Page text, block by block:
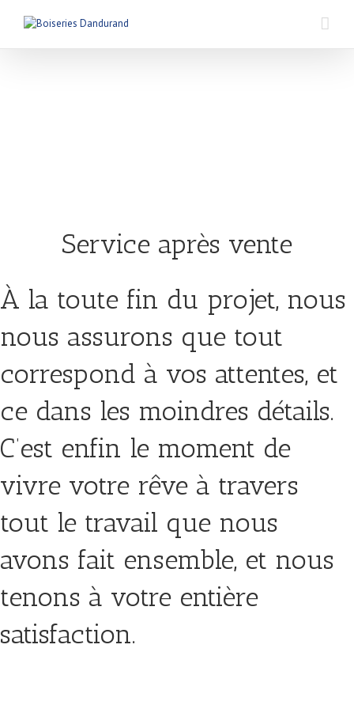
Service après vente
À la toute fin du projet, nous
nous assurons que tout
correspond à vos attentes, et
ce dans les moindres détails.
C’est enfin le moment de
vivre votre rêve à travers
tout le travail que nous
avons fait ensemble, et nous
tenons à votre entière
satisfaction.